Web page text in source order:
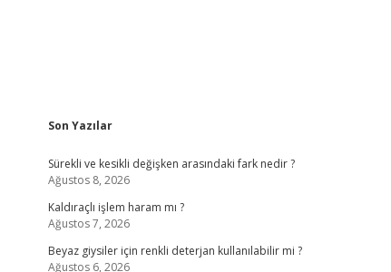
Sidebar
Son Yazılar
Sürekli ve kesikli değişken arasındaki fark nedir ?
Ağustos 8, 2026
Kaldıraçlı işlem haram mı ?
Ağustos 7, 2026
Beyaz giysiler için renkli deterjan kullanılabilir mi ?
Ağustos 6, 2026
ilbet yeni girişilbet